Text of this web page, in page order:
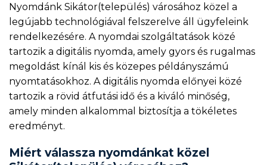
Nyomdánk Sikátor(település) városához közel a
legújabb technológiával felszerelve áll ügyfeleink
rendelkezésére. A nyomdai szolgáltatások közé
tartozik a digitális nyomda, amely gyors és rugalmas
megoldást kínál kis és közepes példányszámú
nyomtatásokhoz. A digitális nyomda előnyei közé
tartozik a rövid átfutási idő és a kiváló minőség,
amely minden alkalommal biztosítja a tökéletes
eredményt.
Miért válassza nyomdánkat közel